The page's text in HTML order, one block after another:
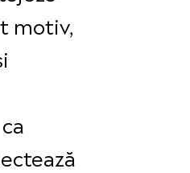
motiv,